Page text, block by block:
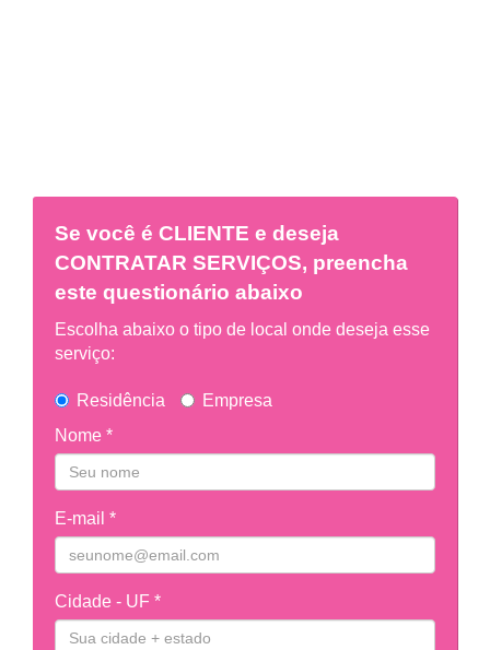
Se você é CLIENTE e deseja
CONTRATAR SERVIÇOS, preencha
este questionário abaixo
Escolha abaixo o tipo de local onde deseja esse
serviço:
Residência
Empresa
Nome *
E-mail *
Cidade - UF *